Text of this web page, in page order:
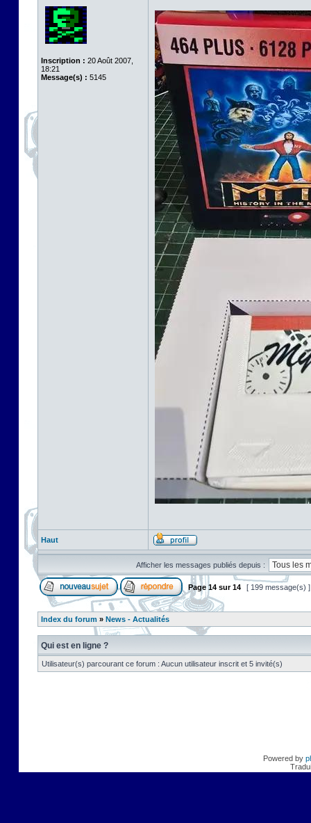
Inscription : 20 Août 2007,
18:21
Message(s) : 5145
Haut
Afficher les messages publiés depuis :
Page 14 sur14 [ 199 message(s)
Index du forum » News - Actualités
Qui est en ligne ?
Utilisateur(s) parcourant ce forum : Aucun utilisateur inscrit et 5 invité(s)
Powered by